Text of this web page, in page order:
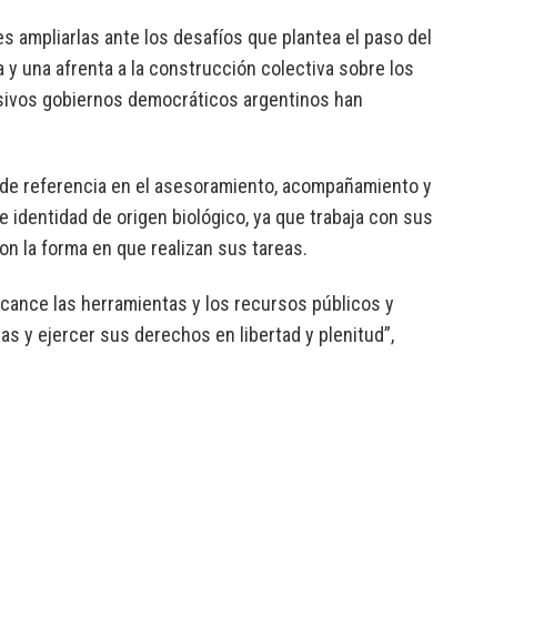
ampliarlas ante los desafíos que plantea el paso del
una afrenta a la construcción colectiva sobre los
gobiernos democráticos argentinos han
referencia en el asesoramiento, acompañamiento y
de origen biológico, ya que trabaja con sus
la forma en que realizan sus tareas.
las herramientas y los recursos públicos y
y ejercer sus derechos en libertad y plenitud”,